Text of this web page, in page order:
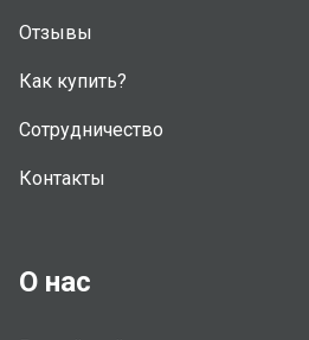
Отзывы
Как купить?
Сотрудничество
Контакты
О нас